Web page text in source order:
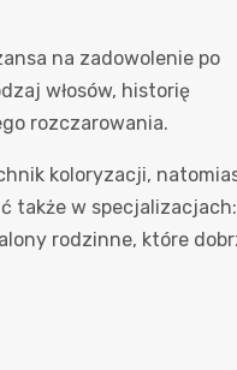
na zadowolenie po
włosów, historię
rozczarowania.
koloryzacji,
także w specjalizacjach:
rodzinne, które